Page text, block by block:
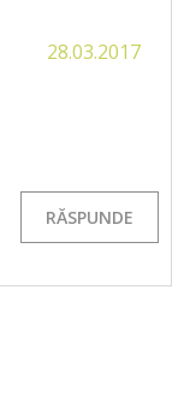
28.03.2017
RĂSPUNDE